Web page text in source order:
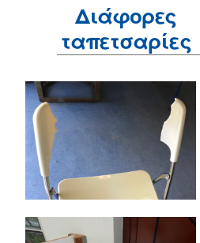
Διάφορες
ταπετσαρίες
Σελιδοποίηση
άρθρων